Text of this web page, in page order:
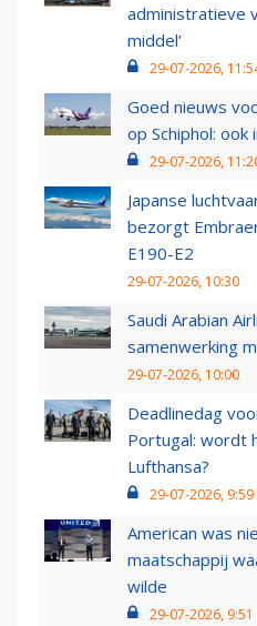
administratieve
middel’
29-07-2026,
Goed nieuws
op Schiphol:
29-07-2026,
Japanse
bezorgt
E190-E2
29-07-2026, 10:30
Saudi Arabian
samenwerking
29-07-2026, 10:00
Deadlinedag
Portugal: wordt
Lufthansa?
29-07-2026, 9:59
American was
maatschappij
wilde
29-07-2026, 9:51